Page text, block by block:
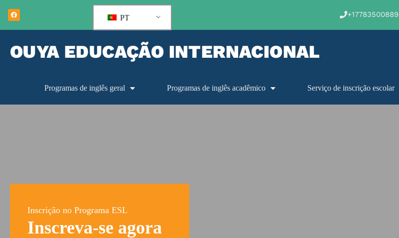
PT +17783500889
OUYA EDUCAÇÃO INTERNACIONAL
Programas de inglês geral Programas de inglês acadêmico Serviço de inscrição escolar
Inscrição no Programa ESL
Inscreva-se agora